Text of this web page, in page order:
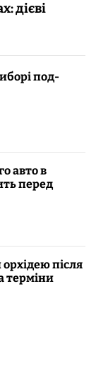
дієві
под-
авто в
перед
після
терміни